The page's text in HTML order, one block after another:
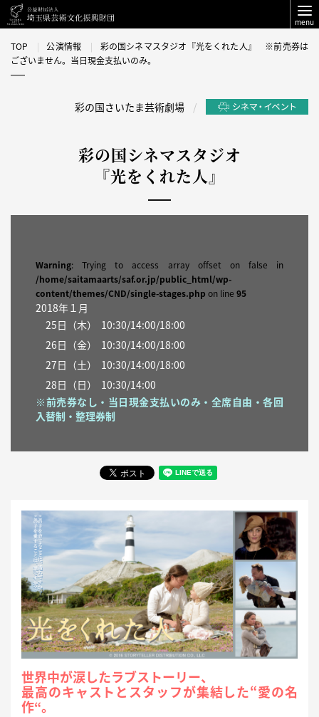
menu
TOP 公演情報
彩の国シネマスタジオ『光をくれた人』 ※前売券は
ございません。当日現金支払いのみ。
彩の国さいたま芸術劇場
彩の国シネマスタジオ
『光をくれた人』
Warning: Trying to access array offset on false in
/home/saitamaarts/saf.or.jp/public_html/wp-
content/themes/CND/single-stages.php on line 95
2018年１月
25日（木） 10:30/14:00/18:00
26日（金） 10:30/14:00/18:00
27日（土） 10:30/14:00/18:00
28日（日） 10:30/14:00
※前売券なし・当日現金支払いのみ・全席自由・各回
入替制・整理券制
世界中が涙したラブストーリー、
最高のキャストとスタッフが集結した“愛の名
作“。